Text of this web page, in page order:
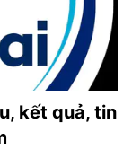
kết quả, tin